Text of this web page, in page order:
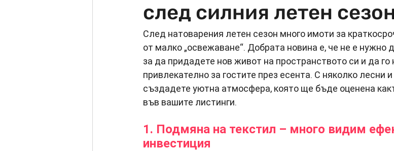
след силния летен
След натоварения летен сезон много имоти за
от малко „освежаване“. Добрата новина е, че не е нужно
за да придадете нов живот на пространството си и да
привлекателно за гостите през есента. С няколко
създадете уютна атмосфера, която ще бъде оценена
във вашите листинги.
1. Подмяна на текстил – много видим
инвестиция